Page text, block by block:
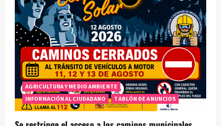
AGRICULTURA Y MEDIO AMBIENTE
INFORMACIÓN AL CIUDADANO
TABLÓN DE ANUNCIOS